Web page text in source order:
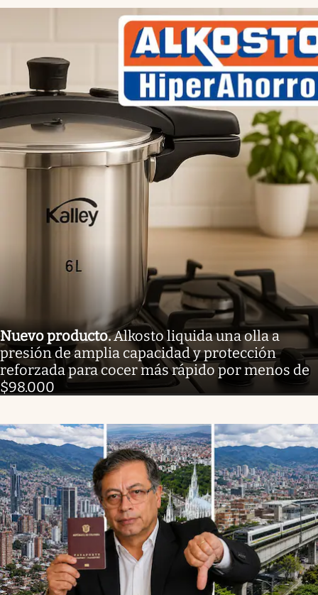
Nuevo producto.Alkosto liquida una olla a
presión de amplia capacidad y protección
reforzada para cocer más rápido por menos de
$98.000